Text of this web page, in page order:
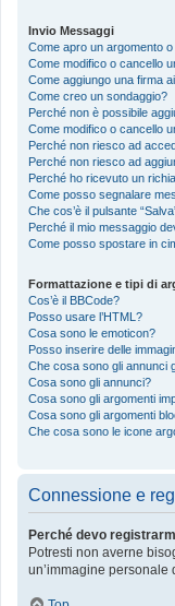
Invio Messaggi
Come apro un argomento
Come modifico o cancello
Come aggiungo una firma
Come creo un sondaggio?
Perché non è possibile
Come modifico o cancello
Perché non riesco ad
Perché non riesco ad
Perché ho ricevuto un
Come posso segnalare
Che cos’è il pulsante
Perché il mio messaggio
Come posso spostare in
Formattazione e tipi di
Cos’è il BBCode?
Posso usare l’HTML?
Cosa sono le emoticon?
Posso inserire delle
Che cosa sono gli annunci
Cosa sono gli annunci?
Cosa sono gli argomenti
Cosa sono gli argomenti
Che cosa sono le icone
Connessione e
Perché devo
Potresti non averne
un’immagine